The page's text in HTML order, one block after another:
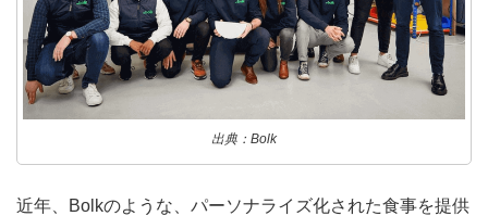
出典：Bolk
近年、Bolkのような、パーソナライズ化された食事を提供